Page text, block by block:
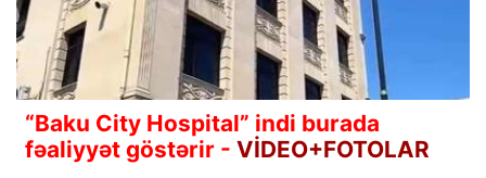
“Baku City Hospital” indi burada
fəaliyyət göstərir - VİDEO+FOTOLAR